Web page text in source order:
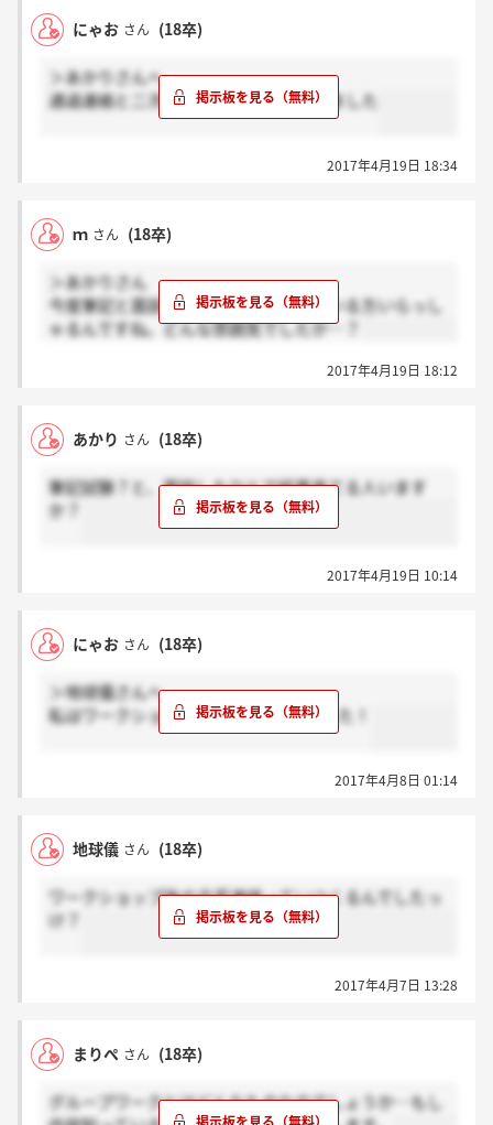
にゃお さん (18卒)
＞あかりさんへ
通過連絡と二次面接の案内をいただきました
2017年4月19日 18:34
ｍ さん (18卒)
＞あかりさん
今度筆記と面談あります。もう受けている方いらっし
ゃるんですね。どんな雰囲気でしたか…？
2017年4月19日 18:12
あかり さん (18卒)
筆記試験？と、面談したひとで結果来てる人います
か？
2017年4月19日 10:14
にゃお さん (18卒)
＞地球儀さんへ
私はワークショップから2日後に来ました！
2017年4月8日 01:14
地球儀 さん (18卒)
ワークショップ後の合否連絡っていつくるんでしたっ
け？
2017年4月7日 13:28
まりぺ さん (18卒)
グループワークとはどんなものなのでしょうか…もし